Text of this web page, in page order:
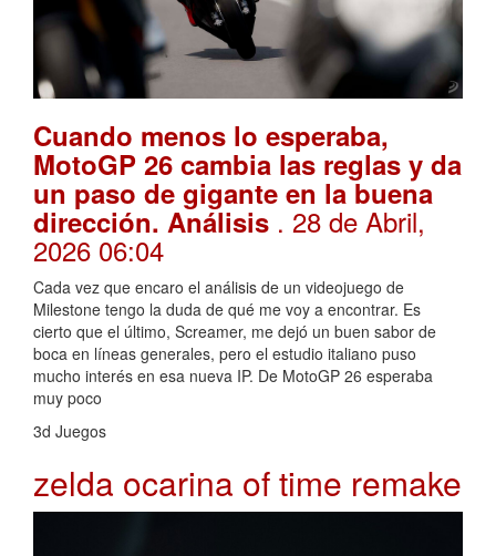
Cuando menos lo esperaba,
MotoGP 26 cambia las reglas y da
un paso de gigante en la buena
dirección. Análisis . 28 de Abril,
2026 06:04
Cada vez que encaro el análisis de un videojuego de
Milestone tengo la duda de qué me voy a encontrar. Es
cierto que el último, Screamer, me dejó un buen sabor de
boca en líneas generales, pero el estudio italiano puso
mucho interés en esa nueva IP. De MotoGP 26 esperaba
muy poco
3d Juegos
zelda ocarina of time remake